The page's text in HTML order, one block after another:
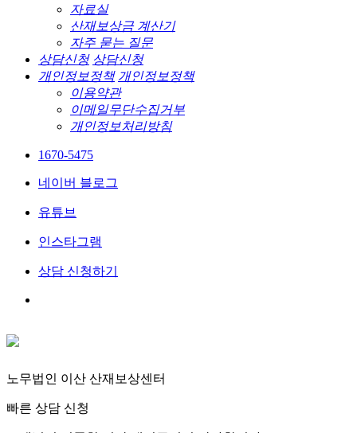
자료실
산재보상금 계산기
자주 묻는 질문
상담신청 상담신청
개인정보정책 개인정보정책
이용약관
이메일무단수집거부
개인정보처리방침
1670-5475
네이버 블로그
유튜브
인스타그램
상담 신청하기
노무법인 이산 산재보상센터
빠른 상담 신청